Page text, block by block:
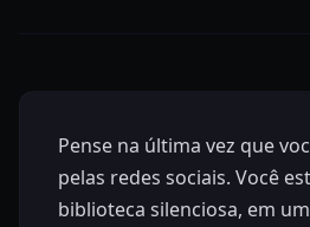
Pense na última vez que
pelas redes sociais. Você
biblioteca silenciosa, em